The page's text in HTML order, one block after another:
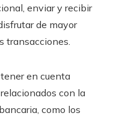
enviar y recibir
de mayor
transacciones.
en cuenta
con la
como los